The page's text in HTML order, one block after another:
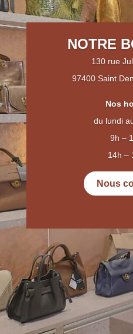
NOTRE
130 rue
97400 Saint
Nos
du lundi
9h –
14h –
Nous